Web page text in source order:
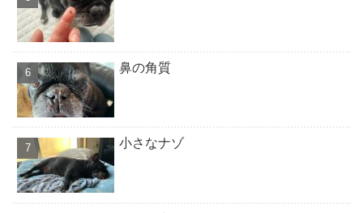
鼻の角質
小さなナゾ